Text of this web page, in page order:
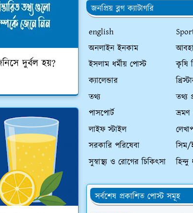
দুর্বল হয়?
জনপ্রিয় ব্লগ ক্যাটাগরি
english
অনলাইন ইনকাম
ইসলাম ধর্মীয় পোস্ট
কৃষি
ক্যালেন্ডার
তথ্য
তথ্য
পাসপোর্ট
লাইফ স্টাইল
সরকারি পরিষেবা
সিম/
সুস্বাস্থ্য ও রোগের চিকিৎসা
হিন্দু
সর্বশেষ প্রকাশিত পোস্ট সমূহ